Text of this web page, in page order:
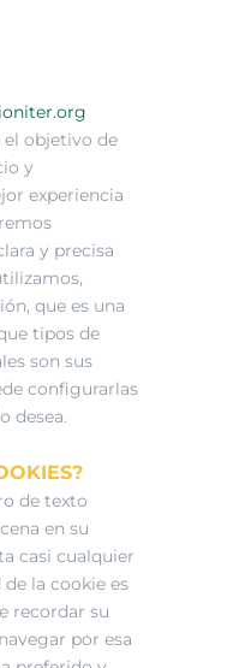
objetivo de
y
experiencia
y precisa
que es una
tipos de
son sus
configurarlas
desea.
de texto
en su
casi cualquier
la cookie es
recordar su
por esa